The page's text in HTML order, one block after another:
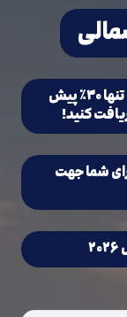
با خرید آپارتمان و ویلا در قبرس شمالی با تنها ۳۰٪ پیش
برای شما جهت